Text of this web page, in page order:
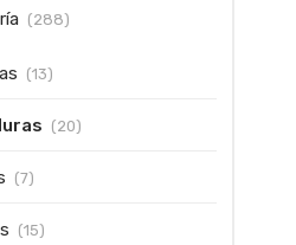
(288)
(13)
(20)
(7)
(15)